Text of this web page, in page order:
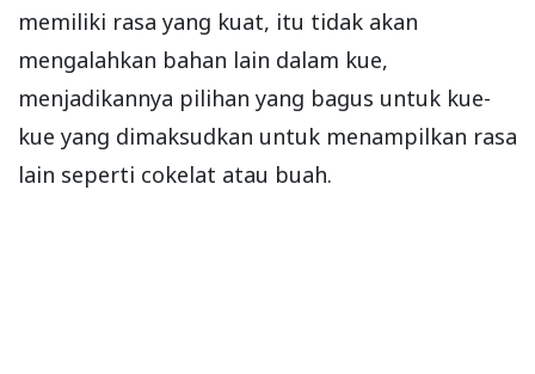
memiliki rasa yang kuat, itu tidak akan
mengalahkan bahan lain dalam kue,
menjadikannya pilihan yang bagus untuk kue-
kue yang dimaksudkan untuk menampilkan rasa
lain seperti cokelat atau buah.